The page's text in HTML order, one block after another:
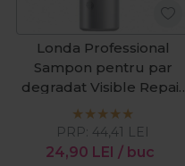
Londa Professional
Sampon pentru par
degradat Visible Repair
250ml
24,90 LEI / buc
PRP: 44,41 LEI